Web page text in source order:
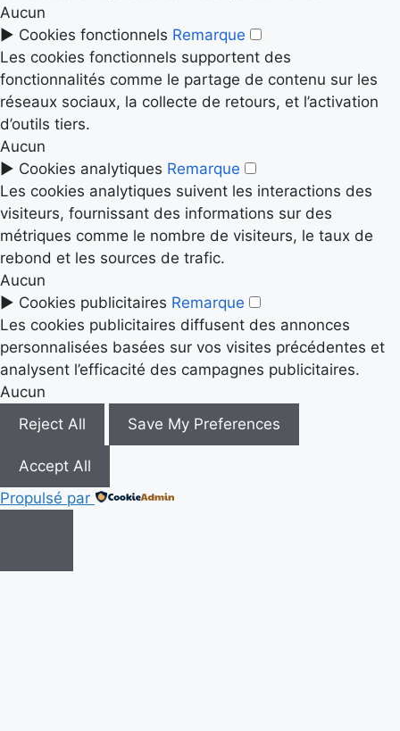
Aucun
► Cookies fonctionnels Remarque
Les cookies fonctionnels supportent des
fonctionnalités comme le partage de contenu sur les
réseaux sociaux, la collecte de retours, et l’activation
d’outils tiers.
Aucun
► Cookies analytiques Remarque
Les cookies analytiques suivent les interactions des
visiteurs, fournissant des informations sur des
métriques comme le nombre de visiteurs, le taux de
rebond et les sources de trafic.
Aucun
► Cookies publicitaires Remarque
Les cookies publicitaires diffusent des annonces
personnalisées basées sur vos visites précédentes et
analysent l’efficacité des campagnes publicitaires.
Aucun
Reject All
Save My Preferences
Accept All
Propulsé par